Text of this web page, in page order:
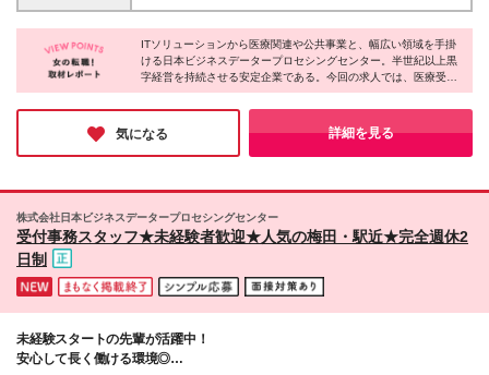
円）※社内規程あり
兵庫県立はりま姫路総合医療センター ＜関西本社所
在地＞ 兵庫県神戸市中央区伊藤町119 大樹生命神戸
三宮ビル 3F ※変更の範囲：なし
ITソリューションから医療関連や公共事業と、幅広い領域を手掛
ける日本ビジネスデータープロセシングセンター。半世紀以上黒
字経営を持続させる安定企業である。今回の求人では、医療受付
事務職、医師事務作業補助を募集。未経験から医療貢献に挑戦で
きる魅力がある。また同社では女性の活躍を支援する企業として
「くるみんマーク」を取得。女性管理職も多数登用しており、長
く活躍していける土壌ができている。
気になる 詳細を見る
株式会社日本ビジネスデータープロセシングセンター
受付事務スタッフ★未経験者歓迎★人気の梅田・駅近★完全週休2
日制
未経験スタートの先輩が活躍中！
安心して長く働ける環境◎